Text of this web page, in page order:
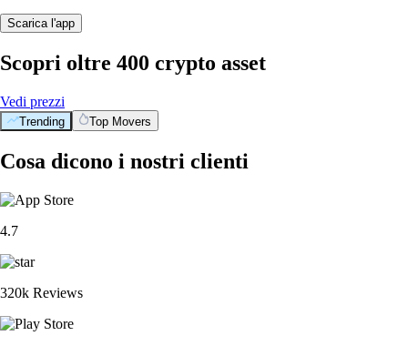
Scarica l'app
Scopri oltre 400 crypto asset
Vedi prezzi
Trending Top Movers
Cosa dicono i nostri clienti
4.7
320k Reviews